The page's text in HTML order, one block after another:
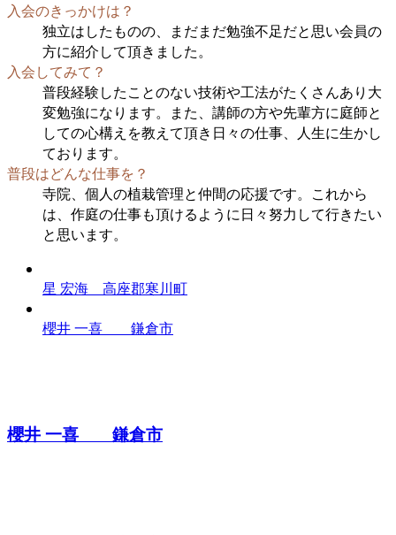
入会のきっかけは？
独立はしたものの、まだまだ勉強不足だと思い会員の
方に紹介して頂きました。
入会してみて？
普段経験したことのない技術や工法がたくさんあり大
変勉強になります。また、講師の方や先輩方に庭師と
しての心構えを教えて頂き日々の仕事、人生に生かし
ております。
普段はどんな仕事を？
寺院、個人の植栽管理と仲間の応援です。これから
は、作庭の仕事も頂けるように日々努力して行きたい
と思います。
星 宏海 高座郡寒川町
櫻井 一喜 鎌倉市
櫻井 一喜 鎌倉市